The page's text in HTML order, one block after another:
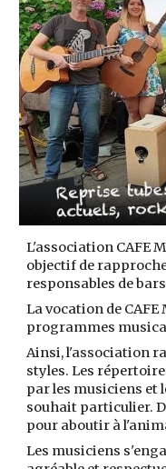
L'association CAFE
objectif de
responsables de
La vocation de CAFE
programmes
Ainsi, l'association
styles. Les
par les musiciens et
souhait particulier.
pour aboutir à
Les musiciens